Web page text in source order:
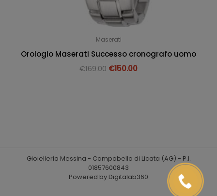
Maserati
Orologio Maserati Successo cronografo uomo
€169.00 €150.00
Gioielleria Messina - Campobello di Licata (AG) - P.I.
01857600843
Powered by Digitalab360